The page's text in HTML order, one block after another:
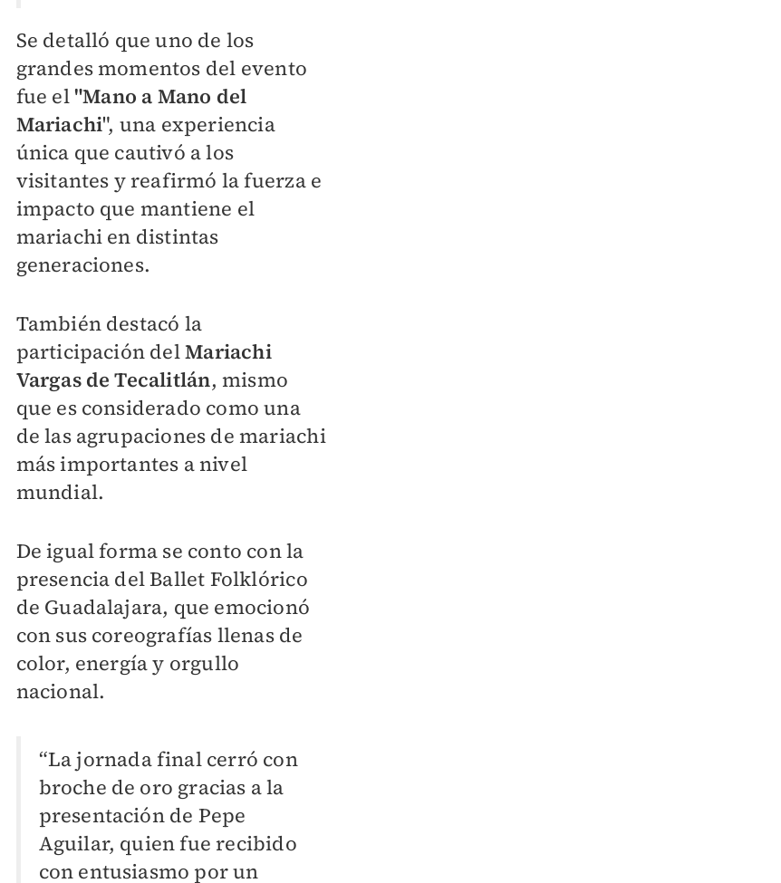
Se detalló que uno de los
grandes momentos del evento
fue el"Mano a Mano del
Mariachi", una experiencia
única que cautivó a los
visitantes y reafirmó la fuerza e
impacto que mantiene el
mariachi en distintas
generaciones.
También destacó la
participación delMariachi
Vargas de Tecalitlán, mismo
que es considerado como una
de las agrupaciones de mariachi
más importantes a nivel
mundial.
De igual forma se conto con la
presencia del Ballet Folklórico
de Guadalajara, que emocionó
con sus coreografías llenas de
color, energía y orgullo
nacional.
“La jornada final cerró con
broche de oro gracias a la
presentación de Pepe
Aguilar, quien fue recibido
con entusiasmo por un